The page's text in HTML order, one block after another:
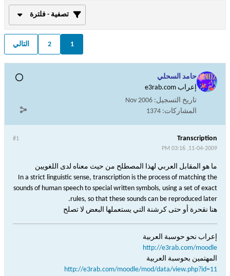
تصفية - فلترة
1
2 التالي
حامد السحلي
إعراب e3rab.com
تاريخ التسجيل: Nov 2006
المشاركات: 1374
#1 Transcription
11-04-2009, 03:16 PM
ما هو المقابل العربي لهذا المصطلح من حيث معناه لدى اللغويين
In a strict linguistic sense, transcription is the process of matching the
sounds of human speech to special written symbols, using a set of exact
rules, so that these sounds can be reproduced later.
هنا نقحرة أو حتى كرشنة التي يستعملها البعض لا تصلح
إعراب نحو حوسبة العربية
http://e3rab.com/moodle
المهتمين بحوسبة العربية
http://e3rab.com/moodle/mod/data/view.php?id=11